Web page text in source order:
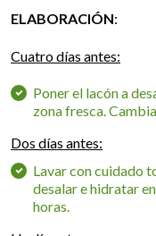
ELABORACIÓN:
Cuatro días antes:
Poner el lacón a
zona fresca.
Dos días antes:
Lavar con cuidado
desalar e hidratar
horas.